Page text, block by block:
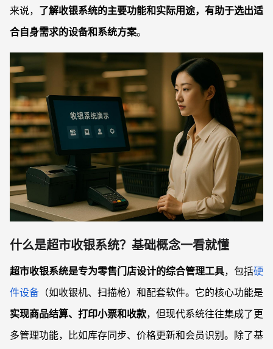
来说， 了解收银系统的主要功能和实际用途，有助于选出适
合自身需求的设备和系统方案。
什么是超市收银系统？基础概念一看就懂
超市收银系统是专为零售门店设计的综合管理工具，包括硬
件设备 （如收银机、扫描枪）和配套软件。它的核心功能是
实现商品结算、打印小票和收款，但现代系统往往集成了更
多管理功能，比如库存同步、价格更新和会员识别。除了基